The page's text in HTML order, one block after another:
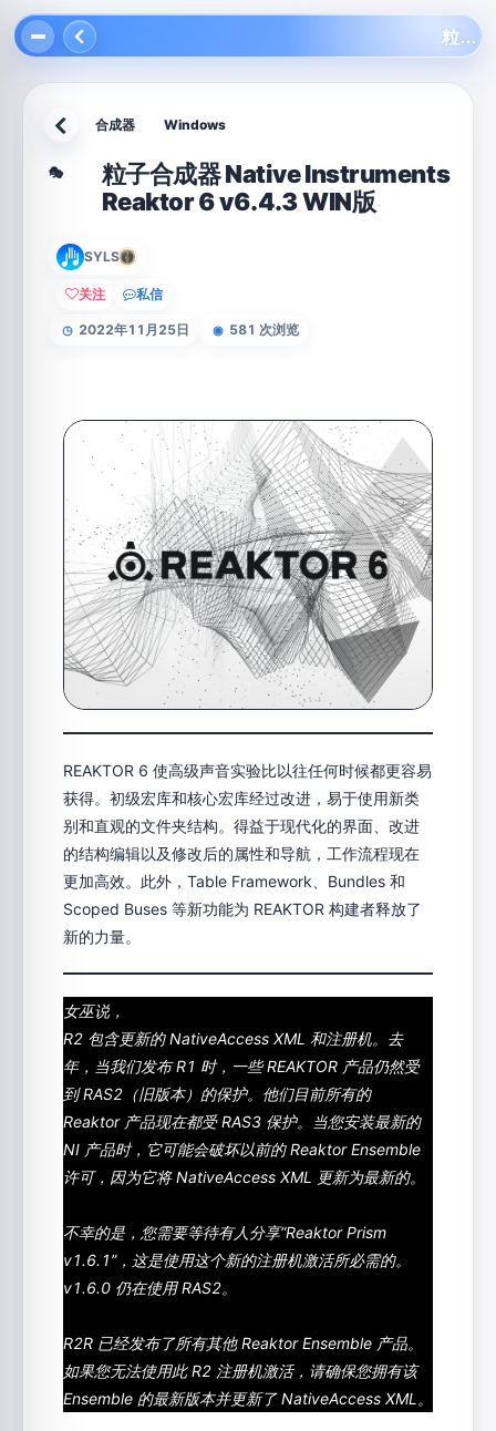
返回 合成器 Windows
🎭
粒子合成器 Native Instruments
Reaktor 6 v6.4.3 WIN版
SYLS
关注 私信
◷ 2022年11月25日 ◉ 581 次浏览
REAKTOR 6 使高级声音实验比以往任何时候都更容易
获得。初级宏库和核心宏库经过改进，易于使用新类
别和直观的文件夹结构。得益于现代化的界面、改进
的结构编辑以及修改后的属性和导航，工作流程现在
更加高效。此外，Table Framework、Bundles 和
Scoped Buses 等新功能为 REAKTOR 构建者释放了
新的力量。
女巫说，
R2 包含更新的 NativeAccess XML 和注册机。去
年，当我们发布 R1 时，一些 REAKTOR 产品仍然受
到 RAS2（旧版本）的保护。他们目前所有的
Reaktor 产品现在都受 RAS3 保护。当您安装最新的
NI 产品时，它可能会破坏以前的 Reaktor Ensemble
许可，因为它将 NativeAccess XML 更新为最新的。
不幸的是，您需要等待有人分享“Reaktor Prism
v1.6.1”，这是使用这个新的注册机激活所必需的。
v1.6.0 仍在使用 RAS2。
R2R 已经发布了所有其他 Reaktor Ensemble 产品。
如果您无法使用此 R2 注册机激活，请确保您拥有该
Ensemble 的最新版本并更新了 NativeAccess XML。
粒子合成器 Native Instruments Reaktor 6 v6.4.3 WIN版